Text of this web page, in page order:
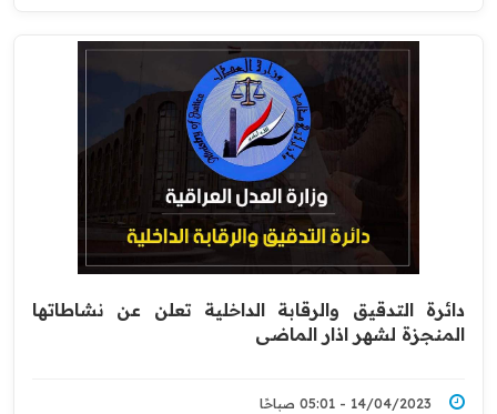
دائرة التدقيق والرقابة الداخلية تعلن عن نشاطاتها
المنجزة لشهر اذار الماضي
14/04/2023 - 05:01 صباحًا